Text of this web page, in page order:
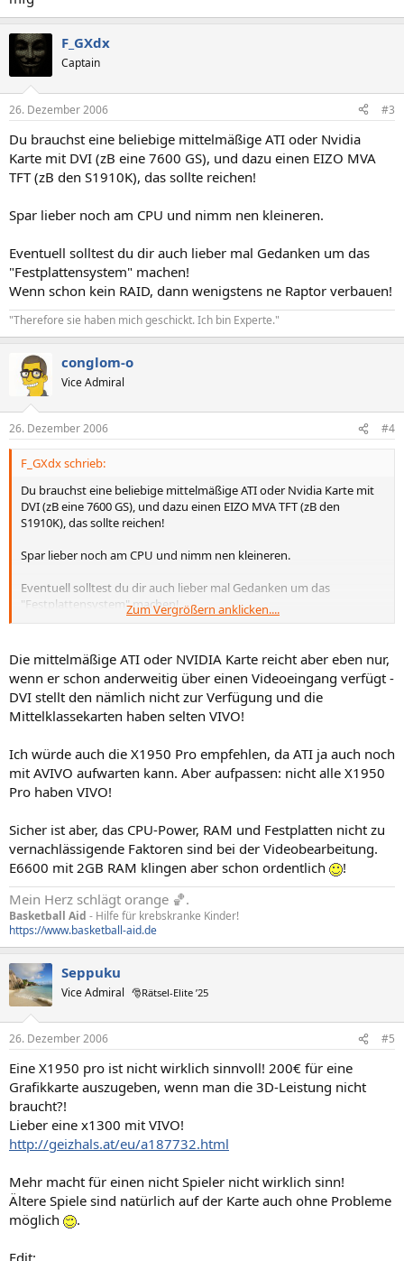
F_GXdx
Captain
26. Dezember 2006 #3
Du brauchst eine beliebige mittelmäßige ATI oder Nvidia
Karte mit DVI (zB eine 7600 GS), und dazu einen EIZO MVA
TFT (zB den S1910K), das sollte reichen!
Spar lieber noch am CPU und nimm nen kleineren.
Eventuell solltest du dir auch lieber mal Gedanken um das
"Festplattensystem" machen!
Wenn schon kein RAID, dann wenigstens ne Raptor verbauen!
"Therefore sie haben mich geschickt. Ich bin Experte."
conglom-o
Vice Admiral
26. Dezember 2006 #4
F_GXdx schrieb:
Du brauchst eine beliebige mittelmäßige ATI oder Nvidia Karte mit
DVI (zB eine 7600 GS), und dazu einen EIZO MVA TFT (zB den
S1910K), das sollte reichen!
Spar lieber noch am CPU und nimm nen kleineren.
Eventuell solltest du dir auch lieber mal Gedanken um das
"Festplattensystem" machen!
Wenn schon kein RAID, dann wenigstens ne Raptor verbauen!
Zum Vergrößern anklicken....
Die mittelmäßige ATI oder NVIDIA Karte reicht aber eben nur,
wenn er schon anderweitig über einen Videoeingang verfügt -
DVI stellt den nämlich nicht zur Verfügung und die
Mittelklassekarten haben selten VIVO!
Ich würde auch die X1950 Pro empfehlen, da ATI ja auch noch
mit AVIVO aufwarten kann. Aber aufpassen: nicht alle X1950
Pro haben VIVO!
Sicher ist aber, das CPU-Power, RAM und Festplatten nicht zu
vernachlässigende Faktoren sind bei der Videobearbeitung.
E6600 mit 2GB RAM klingen aber schon ordentlich
!
Mein Herz schlägt orange 🏀.
Basketball Aid - Hilfe für krebskranke Kinder!
https://www.basketball-aid.de
Seppuku
Vice Admiral 🎅Rätsel-Elite ’25
26. Dezember 2006 #5
Eine X1950 pro ist nicht wirklich sinnvoll! 200€ für eine
Grafikkarte auszugeben, wenn man die 3D-Leistung nicht
braucht?!
Lieber eine x1300 mit VIVO!
http://geizhals.at/eu/a187732.html
Mehr macht für einen nicht Spieler nicht wirklich sinn!
Ältere Spiele sind natürlich auf der Karte auch ohne Probleme
möglich
.
Edit: